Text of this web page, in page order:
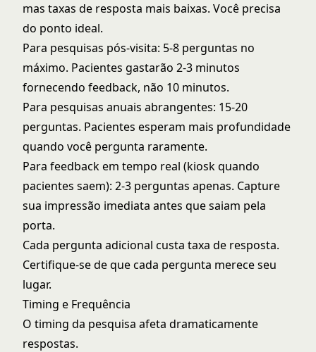
mas taxas de resposta mais baixas. Você precisa
do ponto ideal.
Para pesquisas pós-visita: 5-8 perguntas no
máximo. Pacientes gastarão 2-3 minutos
fornecendo feedback, não 10 minutos.
Para pesquisas anuais abrangentes: 15-20
perguntas. Pacientes esperam mais profundidade
quando você pergunta raramente.
Para feedback em tempo real (kiosk quando
pacientes saem): 2-3 perguntas apenas. Capture
sua impressão imediata antes que saiam pela
porta.
Cada pergunta adicional custa taxa de resposta.
Certifique-se de que cada pergunta merece seu
lugar.
Timing e Frequência
O timing da pesquisa afeta dramaticamente
respostas.